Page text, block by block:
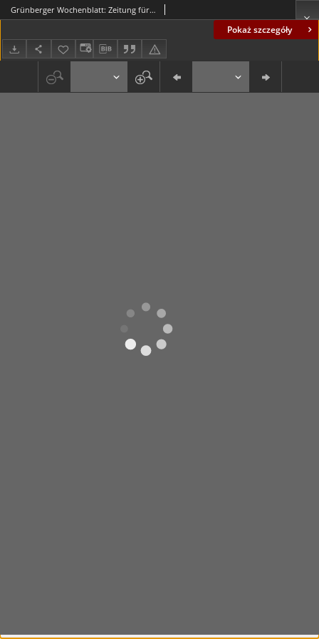
Pokaż szczegóły
Grünberger Wochenblatt: Zeitung für Stadt und Land, No. 42. ( 19. Februar 1932)